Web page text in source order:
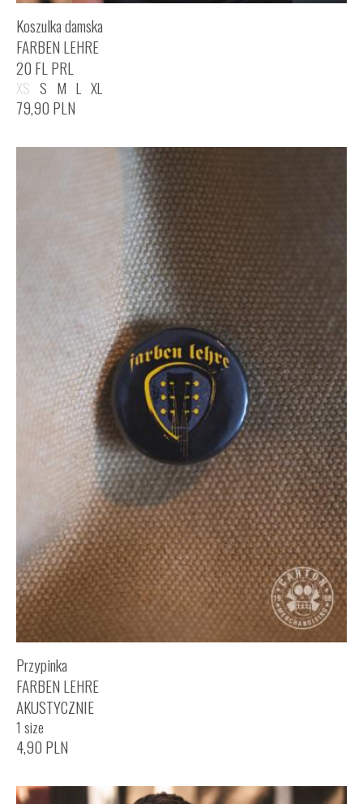
Koszulka damska
FARBEN LEHRE
20 FL PRL
XS S M L XL
79,90 PLN
Przypinka
FARBEN LEHRE
AKUSTYCZNIE
1 size
4,90 PLN